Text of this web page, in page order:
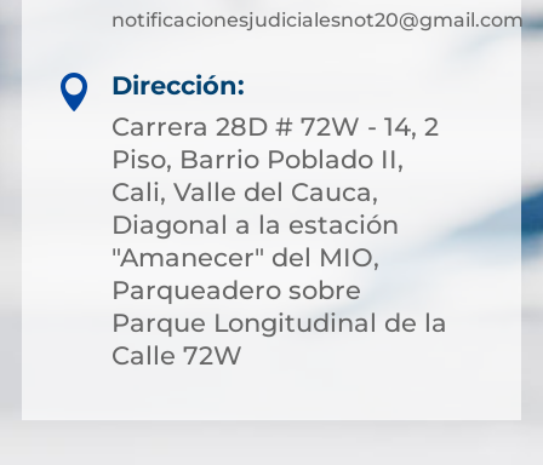
notificacionesjudicialesnot20@gmail.com

Dirección:
Carrera 28D # 72W - 14, 2
Piso, Barrio Poblado II,
Cali, Valle del Cauca,
Diagonal a la estación
"Amanecer" del MIO,
Parqueadero sobre
Parque Longitudinal de la
Calle 72W